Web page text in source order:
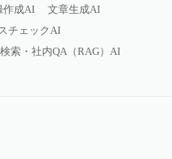
作成AI
文章生成AI
チェックAI
索・社内QA（RAG）AI